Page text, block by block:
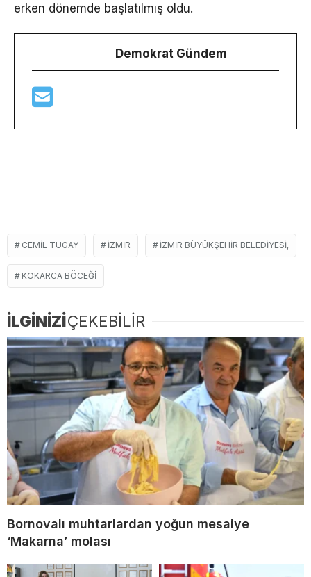
erken dönemde başlatılmış oldu.
Demokrat Gündem
CEMIL TUGAY İZMIR İZMIR BÜYÜKŞEHIR BELEDIYESI,
KOKARCA BÖCEĞI
İLGİNİZİÇEKEBİLİR
Bornovalı muhtarlardan yoğun mesaiye
‘Makarna’ molası